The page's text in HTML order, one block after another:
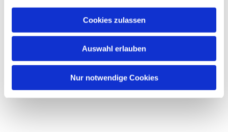
Cookies zulassen
Auswahl erlauben
Nur notwendige Cookies